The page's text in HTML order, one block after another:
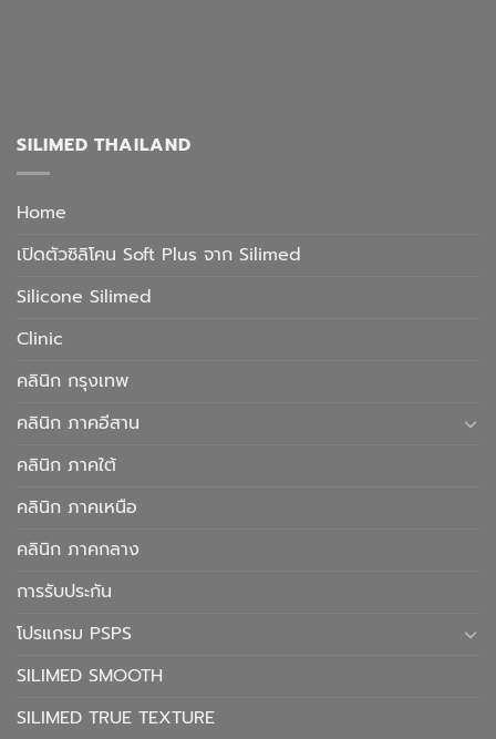
SILIMED THAILAND
Home
เปิดตัวซิลิโคน Soft Plus จาก Silimed
Silicone Silimed
Clinic
คลินิก กรุงเทพ
คลินิก ภาคอีสาน
คลินิก ภาคใต้
คลินิก ภาคเหนือ
คลินิก ภาคกลาง
การรับประกัน
โปรแกรม PSPS
SILIMED SMOOTH
SILIMED TRUE TEXTURE